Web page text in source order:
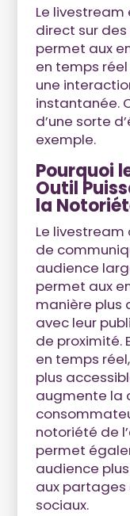
Le
direct sur
permet aux
en temps
une
instantanée.
d’une sorte
exemple.
Pourquoi
Outil
la
Le
de
audience
permet aux
manière plus
avec leur
de proximité.
en temps
plus
augmente la
notoriété de
permet
audience
aux partages
sociaux.